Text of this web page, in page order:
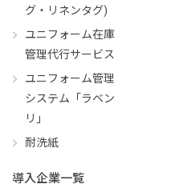
グ・リネンタグ)
ユニフォーム在庫
管理代行サービス
ユニフォーム管理
システム「ラベン
リ」
耐洗紙
導入企業一覧